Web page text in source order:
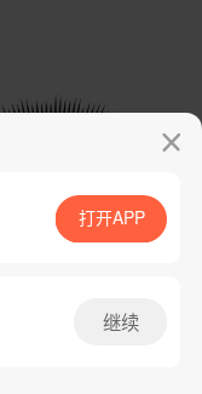
App免费看
打开APP
继续